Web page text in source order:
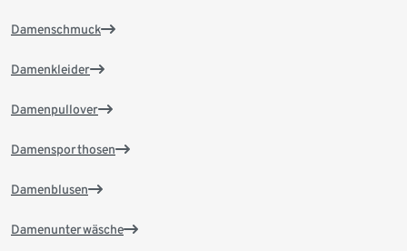
Damenschmuck
Damenkleider
Damenpullover
Damensporthosen
Damenblusen
Damenunterwäsche